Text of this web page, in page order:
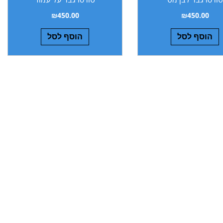
₪450.00
הוסף לסל
₪450.00
הוסף לסל